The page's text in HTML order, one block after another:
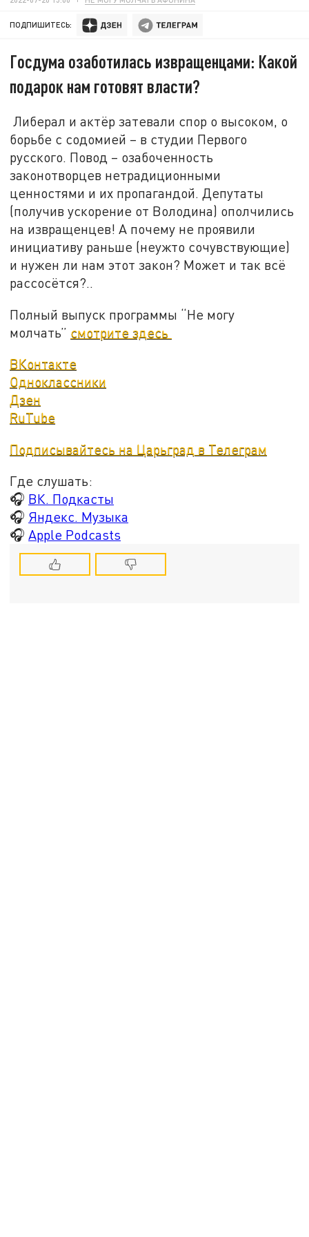
ПОДПИШИТЕСЬ:
Госдума озаботилась извращенцами: Какой
подарок нам готовят власти?
Либерал и актёр затевали спор о высоком, о
борьбе с содомией – в студии Первого
русского. Повод – озабоченность
законотворцев нетрадиционными
ценностями и их пропагандой. Депутаты
(получив ускорение от Володина) ополчились
на извращенцев! А почему не проявили
инициативу раньше (неужто сочувствующие)
и нужен ли нам этот закон? Может и так всё
рассосётся?..
Полный выпуск программы “Не могу
молчать” смотрите здесь
ВКонтакте
Одноклассники
Дзен
RuTube
Подписывайтесь на Царьград в Телеграм
Где слушать:
🎧 ВК. Подкасты
🎧 Яндекс. Музыка
🎧Apple Podcasts